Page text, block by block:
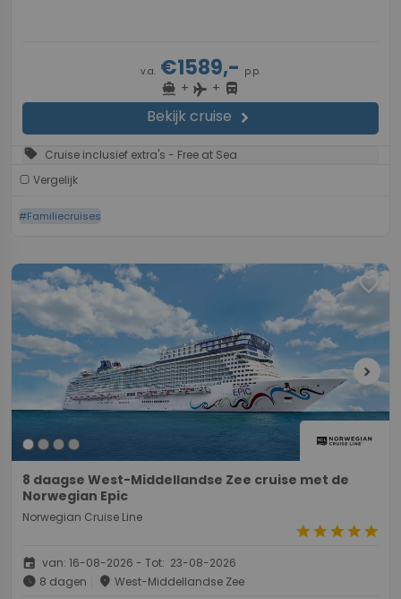
v.a. €1589,- p.p.
directions_boat + flight + directions_bus
Bekijk cruise chevron_right
sell Cruise inclusief extra's - Free at Sea
Vergelijk
#Familiecruises
favorite
chevron_right
8 daagse West-Middellandse Zee cruise met de
Norwegian Epic
Norwegian Cruise Line
starstarstarstarstar
event van: 16-08-2026 - Tot: 23-08-2026
schedule 8 dagen place West-Middellandse Zee